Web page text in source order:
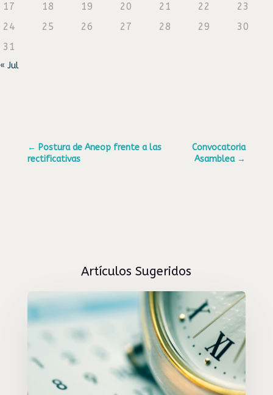
17
18 19 20 21 22
23
24
25 26 27 28 29
30
31
« Jul
← Postura de Aneop frente a las
rectificativas
Convocatoria
Asamblea→
Artículos Sugeridos